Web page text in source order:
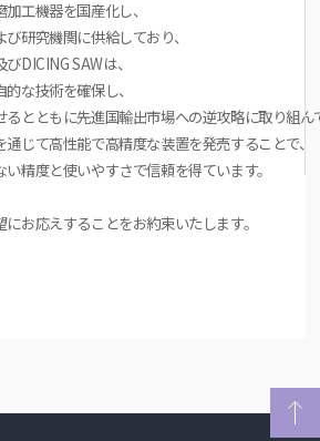
工機器を国産化し、
研究機関に供給しており、
DICING SAWは、
な技術を確保し、
とともに先進国輸出市場への逆攻略に取り組ん
じて高性能で高精度な装置を発売することで、
精度と使いやすさで信頼を得ています。
お応えすることをお約束いたします。